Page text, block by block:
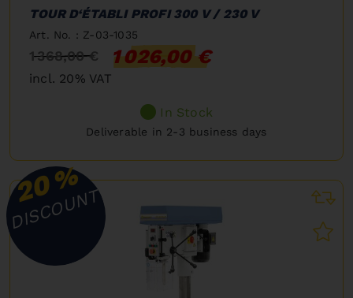
TOUR D‘ÉTABLI PROFI 300 V / 230 V
Art. No. : Z-03-1035
1 368,00 € 1 026,00 €
incl. 20% VAT
In Stock
Deliverable in 2-3 business days
20%
DISCOUNT